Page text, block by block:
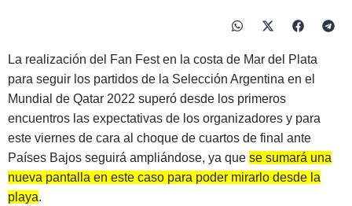
La realización del Fan Fest en la costa de Mar del Plata
para seguir los partidos de la Selección Argentina en el
Mundial de Qatar 2022 superó desde los primeros
encuentros las expectativas de los organizadores y para
este viernes de cara al choque de cuartos de final ante
Países Bajos seguirá ampliándose, ya que se sumará una
nueva pantalla en este caso para poder mirarlo desde la
playa.